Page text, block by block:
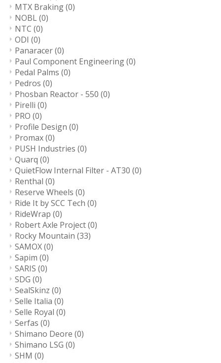
MTX Braking(0)
NOBL(0)
NTC (0)
ODI (0)
Panaracer(0)
Paul Component Engineering(0)
Pedal Palms (0)
Pedros (0)
Phosban Reactor - 550 (0)
Pirelli (0)
PRO (0)
Profile Design (0)
Promax(0)
PUSH Industries (0)
Quarq (0)
QuietFlow Internal Filter - AT30 (0)
Renthal (0)
Reserve Wheels (0)
Ride It by SCC Tech (0)
RideWrap (0)
Robert Axle Project(0)
Rocky Mountain (33)
SAMOX(0)
Sapim (0)
SARIS (0)
SDG (0)
SealSkinz (0)
Selle Italia (0)
Selle Royal (0)
Serfas (0)
Shimano Deore (0)
Shimano LSG (0)
SHM (0)